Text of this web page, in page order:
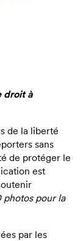
droit à
de la liberté
sans
de protéger le
est
photos pour la
par les